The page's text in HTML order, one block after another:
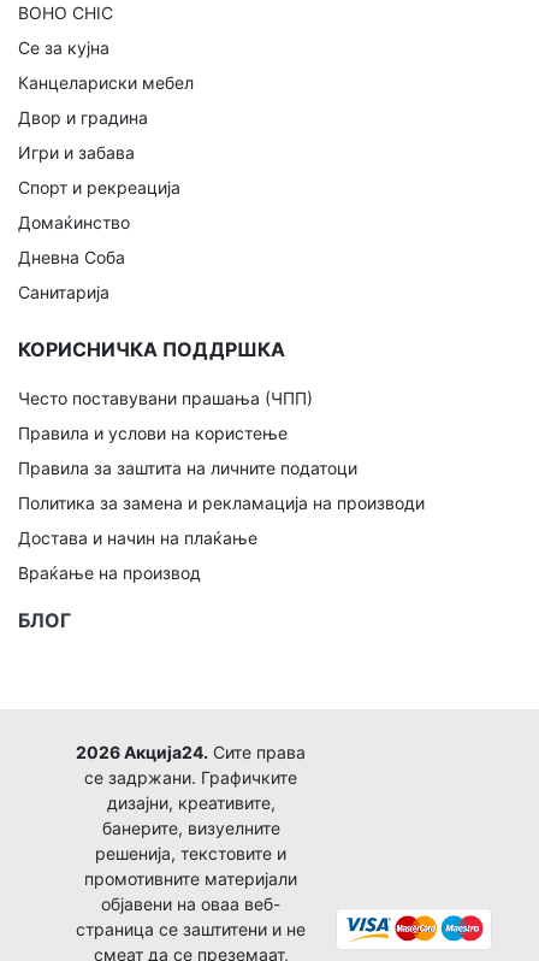
BOHO CHIC
Се за кујна
Канцелариски мебел
Двор и градина
Игри и забава
Спорт и рекреација
Домаќинство
Дневна Соба
Санитарија
КОРИСНИЧКА ПОДДРШКА
Често поставувани прашања (ЧПП)
Правила и услови на користење
Правила за заштита на личните податоци
Политика за замена и рекламација на производи
Достава и начин на плаќање
Враќање на производ
БЛОГ
2026 Акција24. Сите права
се задржани. Графичките
дизајни, креативите,
банерите, визуелните
решенија, текстовите и
промотивните материјали
објавени на оваа веб-
страница се заштитени и не
смеат да се преземаат,